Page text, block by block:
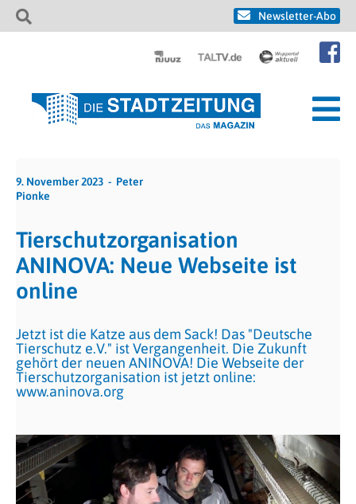
Newsletter-Abo
9. November 2023
Peter
Pionke
Tierschutzorganisation
ANINOVA: Neue Webseite ist
online
Jetzt ist die Katze aus dem Sack! Das "Deutsche
Tierschutz e.V." ist Vergangenheit. Die Zukunft
gehört der neuen ANINOVA! Die Webseite der
Tierschutzorganisation ist jetzt online:
www.aninova.org